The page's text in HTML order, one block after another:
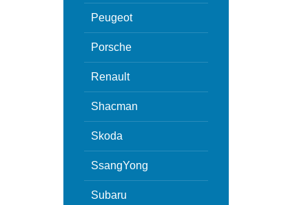
Peugeot
Porsche
Renault
Shacman
Skoda
SsangYong
Subaru